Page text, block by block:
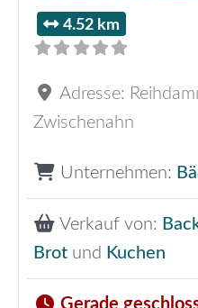
4.52 km
Adresse:
Zwischenahn
Unternehmen:
Verkauf von:
Brot und Kuchen
Gerade